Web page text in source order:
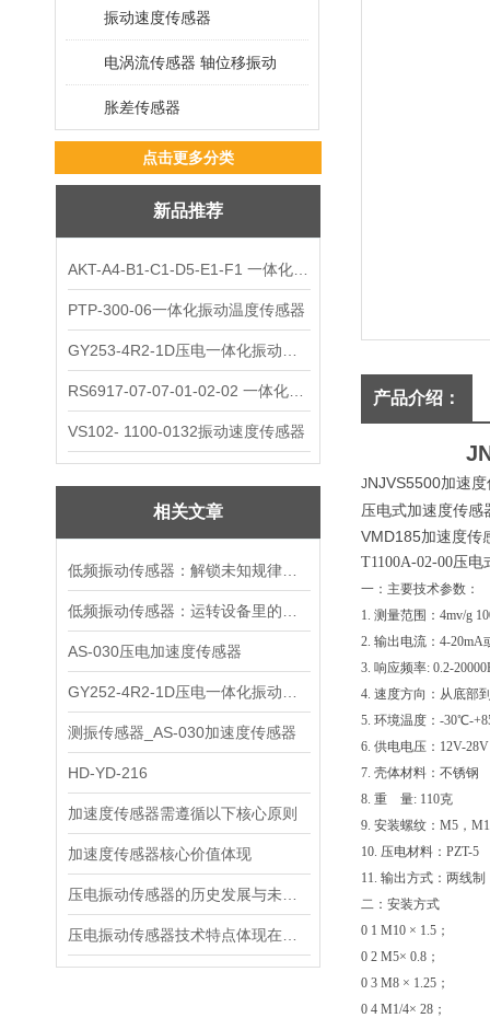
振动速度传感器
电涡流传感器 轴位移振动
胀差传感器
点击更多分类
新品推荐
PTP-300-06一体化振动温度传感器
VS102- 1100-0132振动速度传感器
相关文章
AS-030压电加速度传感器
测振传感器_AS-030加速度传感器
HD-YD-216
加速度传感器需遵循以下核心原则
加速度传感器核心价值体现
产品介绍：
JNJVS5500加速
压电式加速度传
VMD185加速度传
T1100A-02-00压
一：主要技术参数：
1. 测量范围：4mv/
2. 输出电流：4-20mA
3. 响应频率: 0.2-
4. 速度方向：从底部
5. 环境温度：-30℃-
6. 供电电压：12V-28V
7. 壳体材料：不锈钢
8. 重 量: 110克
9. 安装螺纹：M5，
10. 压电材料：PZT-5
11. 输出方式：两线
二：安装方式
0 1 M10 × 1.5；
0 2 M5× 0.8；
0 3 M8 × 1.25；
0 4 M1/4× 28；